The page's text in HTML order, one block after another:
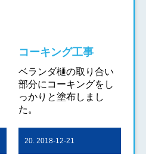
コーキング工事
ベランダ樋の取り合い
部分にコーキングをし
っかりと塗布しまし
た。
20. 2018-12-21